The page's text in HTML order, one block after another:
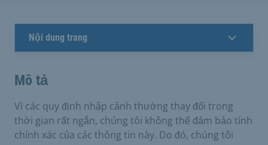
Nội dung trang
Mô tả
Vì các quy định nhập cảnh thường thay đổi trong
thời gian rất ngắn, chúng tôi không thể đảm bảo tính
chính xác của các thông tin này. Do đó, chúng tôi